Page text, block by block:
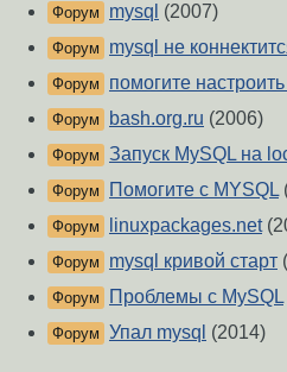
Форум mysql (2007)
Форум mysql не
Форум помогите
Форум bash.org.ru (2006)
Форум Запуск MySQL на
Форум Помогите с MYSQL
Форум linuxpackages.net
Форум mysql кривой старт
Форум Проблемы с MySQL
Форум Упал mysql (2014)